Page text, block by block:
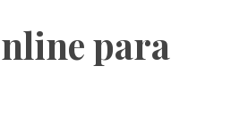
para